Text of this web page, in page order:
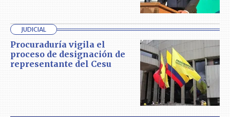
JUDICIAL
Procuraduría vigila el
proceso de designación de
representante del Cesu